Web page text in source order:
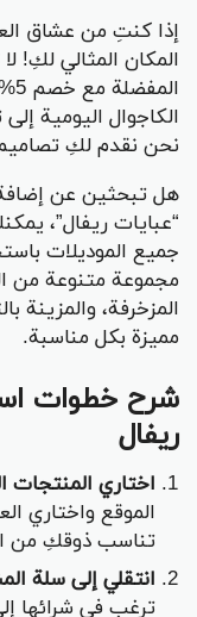
إذا كنتِ من عشاق
المكان المثالي لكِ!
الكاجوال اليومية
نحن نقدم لكِ تصاميم
هل تبحثين عن إضافة
مجموعة متنوعة من
المزخرفة، والمزينة
مميزة بكل مناسبة.
شرح خطوات
ريفال
اختاري المنتجات
الموقع واختاري
تناسب ذوقكِ من
انتقلي إلى سلة
ترغبِ في شرائها